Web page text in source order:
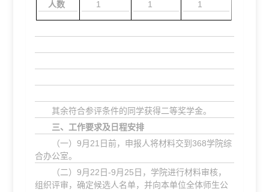
人数 1 1 1
其余符合参评条件的同学获得二等奖学金。
三、工作要求及日程安排
（一）9月21日前，申报人将材料交到368学院综
合办公室。
（二）9月22日-9月25日，学院进行材料审核，
组织评审，确定候选人名单，并向本单位全体师生公